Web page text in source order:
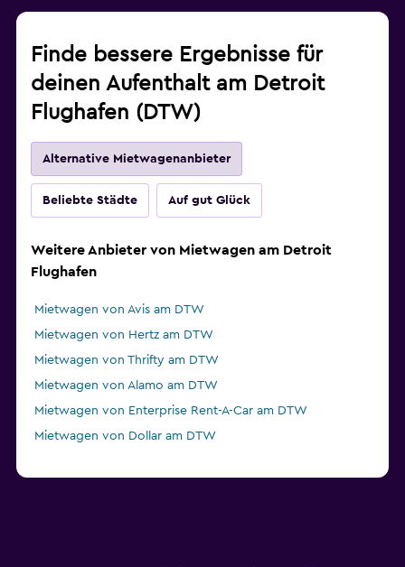
Finde bessere Ergebnisse für
deinen Aufenthalt am Detroit
Flughafen (DTW)
Alternative Mietwagenanbieter
Beliebte Städte Auf gut Glück
Weitere Anbieter von Mietwagen am Detroit
Flughafen
Mietwagen von Avis am DTW
Mietwagen von Hertz am DTW
Mietwagen von Thrifty am DTW
Mietwagen von Alamo am DTW
Mietwagen von Enterprise Rent-A-Car am DTW
Mietwagen von Dollar am DTW